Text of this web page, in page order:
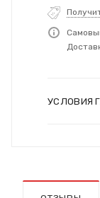
УСЛОВИЯ